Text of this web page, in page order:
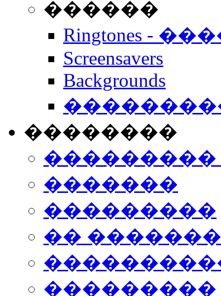
������
Ringtones -
Screensavers
Backgrounds
��������
���������
�������
���������
��
���������